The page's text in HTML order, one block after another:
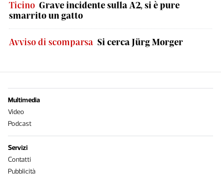
Ticino Grave incidente sulla A2, si è pure
smarrito un gatto
Avviso di scomparsa Si cerca Jürg Morger
Multimedia
Video
Podcast
Servizi
Contatti
Pubblicità